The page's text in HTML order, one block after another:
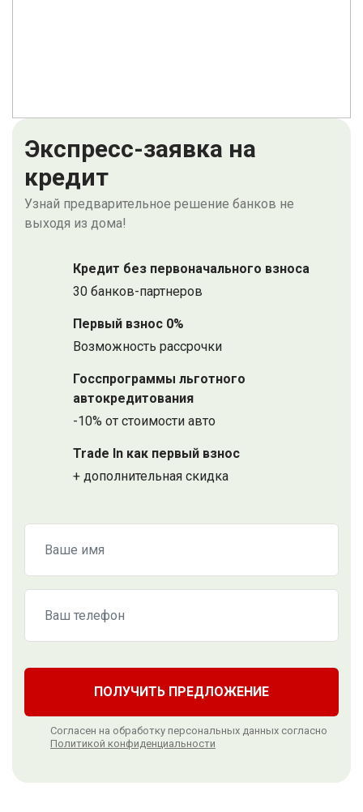
Экспресс-заявка на
кредит
Узнай предварительное решение банков не
выходя из дома!
Кредит без первоначального взноса
30 банков-партнеров
Первый взнос 0%
Возможность рассрочки
Госспрограммы льготного
автокредитования
-10% от стоимости авто
Trade In как первый взнос
+ дополнительная скидка
ПОЛУЧИТЬ ПРЕДЛОЖЕНИЕ
Согласен на обработку персональных данных согласно
Политикой конфиденциальности